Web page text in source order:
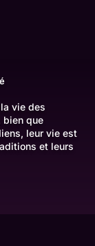
vie des
bien que
leur vie est
et leurs